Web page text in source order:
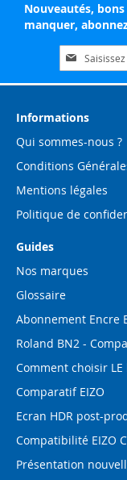
Nouveautés,
manquer,
Inscription
à
notre
d’information
Informations
Qui sommes-nous ?
Conditions
Mentions légales
Politique de
Guides
Nos marques
Glossaire
Abonnement Encre
Roland BN2 -
Comment choisir
Comparatif EIZO
Ecran HDR post-
Compatibilité EIZO
Présentation